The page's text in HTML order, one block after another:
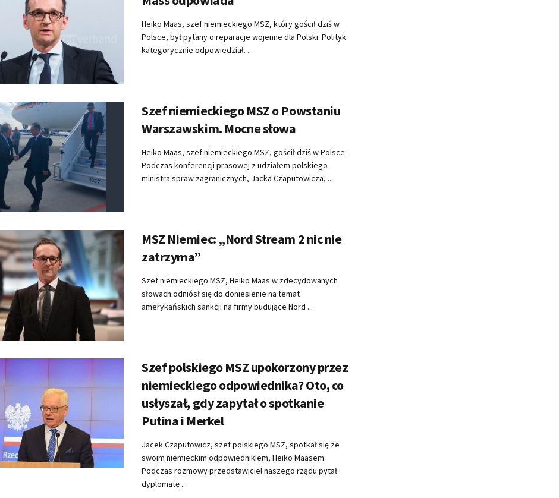
Heiko Maas, szef niemieckiego MSZ, który gościł dziś w
Polsce, był pytany o reparacje wojenne dla Polski. Polityk
kategorycznie odpowiedział. ...
Szef niemieckiego MSZ o Powstaniu
Warszawskim. Mocne słowa
Heiko Maas, szef niemieckiego MSZ, gościł dziś w Polsce.
Podczas konferencji prasowej z udziałem polskiego
ministra spraw zagranicznych, Jacka Czaputowicza, ...
MSZ Niemiec: „Nord Stream 2 nic nie
zatrzyma”
Szef niemieckiego MSZ, Heiko Maas w zdecydowanych
słowach odniósł się do doniesienie na temat
amerykańskich sankcji na firmy budujące Nord ...
Szef polskiego MSZ upokorzony przez
niemieckiego odpowiednika? Oto, co
usłyszał, gdy zapytał o spotkanie
Putina i Merkel
Jacek Czaputowicz, szef polskiego MSZ, spotkał się ze
swoim niemieckim odpowiednikiem, Heiko Maasem.
Podczas rozmowy przedstawiciel naszego rządu pytał
dyplomatę ...